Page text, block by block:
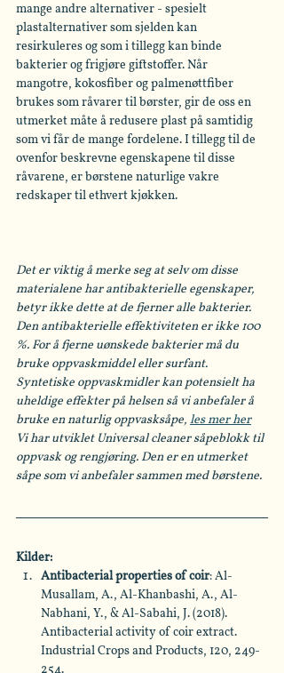
mange andre alternativer - spesielt
plastalternativer som sjelden kan
resirkuleres og som i tillegg kan binde
bakterier og frigjøre giftstoffer. Når
mangotre, kokosfiber og palmenøttfiber
brukes som råvarer til børster, gir de oss en
utmerket måte å redusere plast på samtidig
som vi får de mange fordelene. I tillegg til de
ovenfor beskrevne egenskapene til disse
råvarene, er børstene naturlige vakre
redskaper til ethvert kjøkken.
Det er viktig å merke seg at selv om disse
materialene har antibakterielle egenskaper,
betyr ikke dette at de fjerner alle bakterier.
Den antibakterielle effektiviteten er ikke 100
%. For å fjerne uønskede bakterier må du
bruke oppvaskmiddel eller surfant.
Syntetiske oppvaskmidler kan potensielt ha
uheldige effekter på helsen så vi anbefaler å
bruke en naturlig oppvasksåpe, les mer her
Vi har utviklet Universal cleaner såpeblokk til
oppvask og rengjøring. Den er en utmerket
såpe som vi anbefaler sammen med børstene.
Kilder:
Antibacterial properties of coir: Al-
Musallam, A., Al-Khanbashi, A., Al-
Nabhani, Y., & Al-Sabahi, J. (2018).
Antibacterial activity of coir extract.
Industrial Crops and Products, 120, 249-
254.